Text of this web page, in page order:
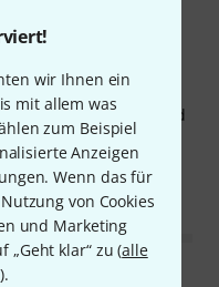
wir Ihnen ein
mit allem was
zum Beispiel
Anzeigen
Wenn das für
von Cookies
und Marketing
„Geht klar“ zu (alle
).
an die Gitarre wagen
Alles qualitativ gut und